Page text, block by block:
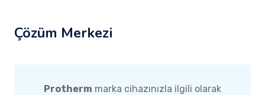
Çözüm Merkezi
Protherm marka cihazınızla ilgili olarak